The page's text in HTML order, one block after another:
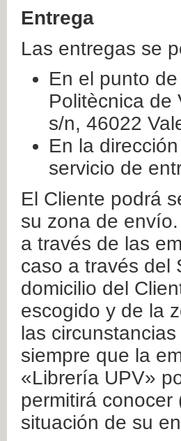
Entrega
Las entregas se
En el punto
Politècnica de
s/n, 46022
En la
servicio de
El Cliente podrá
su zona de
a través de las
caso a través del
domicilio del
escogido y de la
las
siempre que la
«Librería UPV»
permitirá conocer
situación de su